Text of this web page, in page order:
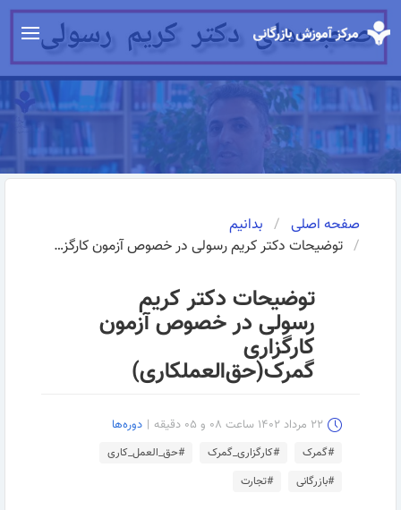
صفحه اصلی
بدانیم
توضیحات دکتر کریم رسولی در خصوص آزمون کارگزاری گمرک(حق‌العملکاری)
توضیحات دکتر کریم
رسولی در خصوص آزمون
کارگزاری
گمرک(حق‌العملکاری)
۲۲ مرداد ۱۴۰۲ ساعت ۰۸ و ۰۵ دقیقه | دوره‌ها
#گمرک #کارگزاری_گمرک
#حق_العمل_کاری
#بازرگانی
#تجارت